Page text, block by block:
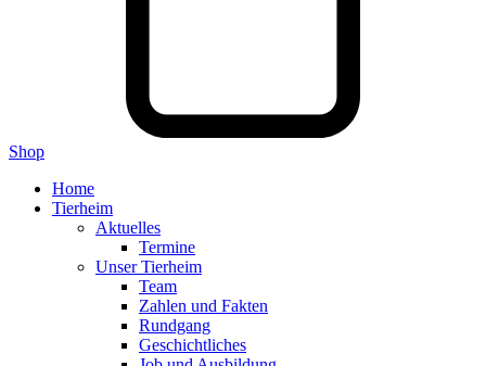
Shop
Home
Tierheim
Aktuelles
Termine
Unser Tierheim
Team
Zahlen und Fakten
Rundgang
Geschichtliches